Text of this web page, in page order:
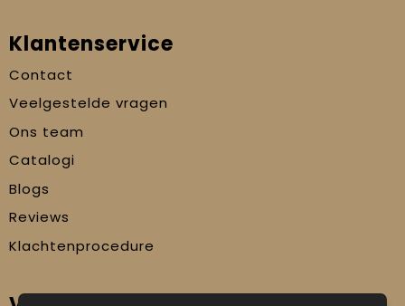
Klantenservice
Contact
Veelgestelde vragen
Ons team
Catalogi
Blogs
Reviews
Klachtenprocedure